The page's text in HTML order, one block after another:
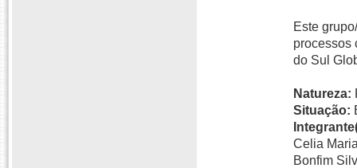
Este
processos
do Sul
Natureza:
Situação:
Celia
Bonfim